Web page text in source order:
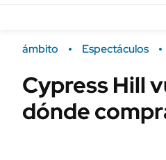
Campo
FINANZAS
ámbito Espectáculos
Cypress Hill
dónde